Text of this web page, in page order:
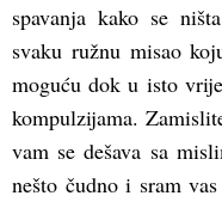
spavanja kako se
svaku ružnu misao
moguću dok u isto
kompulzijama.
vam se dešava sa
nešto čudno i sram